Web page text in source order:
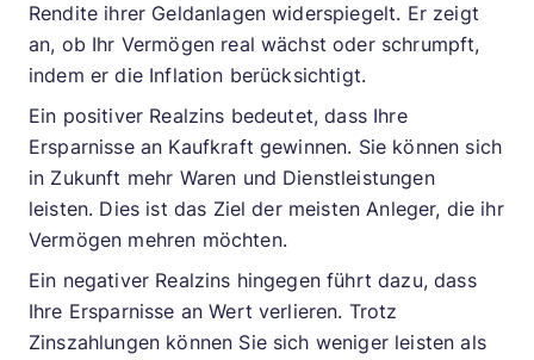
Rendite ihrer Geldanlagen widerspiegelt. Er zeigt
an, ob Ihr Vermögen real wächst oder schrumpft,
indem er die Inflation berücksichtigt.
Ein positiver Realzins bedeutet, dass Ihre
Ersparnisse an Kaufkraft gewinnen. Sie können sich
in Zukunft mehr Waren und Dienstleistungen
leisten. Dies ist das Ziel der meisten Anleger, die ihr
Vermögen mehren möchten.
Ein negativer Realzins hingegen führt dazu, dass
Ihre Ersparnisse an Wert verlieren. Trotz
Zinszahlungen können Sie sich weniger leisten als